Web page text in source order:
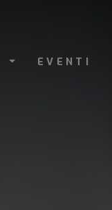
EVENTI